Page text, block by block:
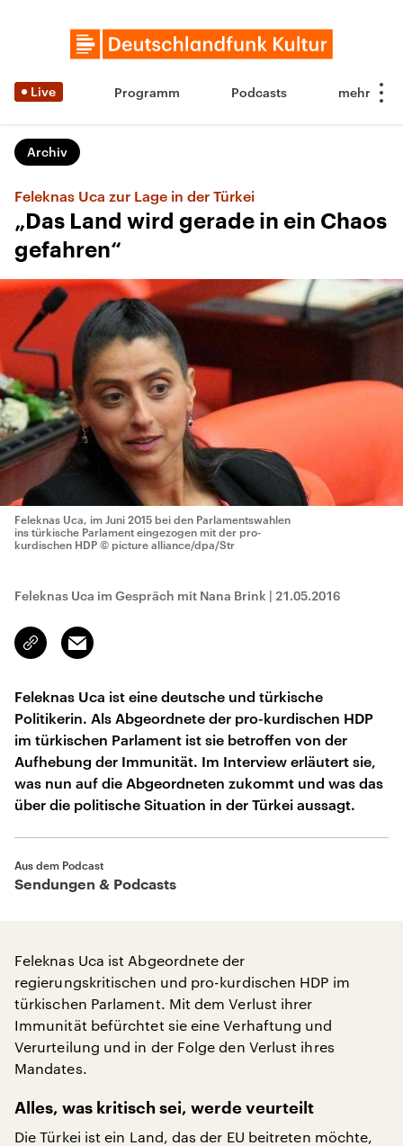
Live Programm Podcasts
Archiv
Feleknas Uca zur Lage in der Türkei
„Das Land wird gerade in ein Chaos
gefahren“
Feleknas Uca, im Juni 2015 bei den Parlamentswahlen
ins türkische Parlament eingezogen mit der pro-
kurdischen HDP © picture alliance/dpa/Str
Feleknas Uca im Gespräch mit Nana Brink | 21.05.2016
Link
kopieren/teilen
Email
Feleknas Uca ist eine deutsche und türkische
Politikerin. Als Abgeordnete der pro-kurdischen HDP
im türkischen Parlament ist sie betroffen von der
Aufhebung der Immunität. Im Interview erläutert sie,
was nun auf die Abgeordneten zukommt und was das
über die politische Situation in der Türkei aussagt.
Aus dem Podcast
Sendungen & Podcasts
Feleknas Uca ist Abgeordnete der
regierungskritischen und pro-kurdischen HDP im
türkischen Parlament. Mit dem Verlust ihrer
Immunität befürchtet sie eine Verhaftung und
Verurteilung und in der Folge den Verlust ihres
Mandates.
Alles, was kritisch sei, werde veurteilt
Die Türkei ist ein Land, das der EU beitreten möchte,